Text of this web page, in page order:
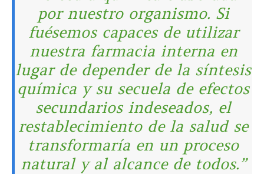
por nuestro organismo. Si
fuésemos capaces de utilizar
nuestra farmacia interna en
lugar de depender de la síntesis
química y su secuela de efectos
secundarios indeseados, el
restablecimiento de la salud se
transformaría en un proceso
natural y al alcance de todos.”